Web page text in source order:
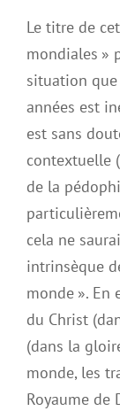
Le titre de
mondiales »
situation
années est
est sans
contextuelle
de la
cela ne
intrinsèque
monde ». En
du Christ
(dans la
monde, les
Royaume de